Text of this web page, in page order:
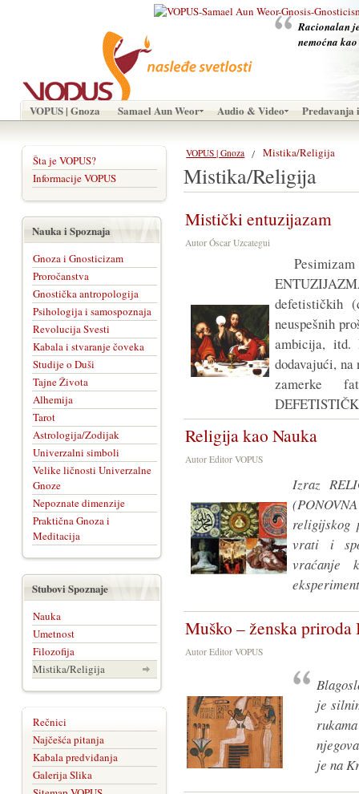
Racionalan
nemoćna
VOPUS | Gnoza Samael Aun Weor Audio & Video Predavanja
VOPUS | Gnoza Mistika/Religija
Mistika/Religija
Mistički entuzijazam
Autor Óscar Uzcategui
defetističkih
neuspešnih
ambicija, itd.
dodavajući, na
zamerke
Religija kao Nauka
Autor Editor VOPUS
Izraz
religijskog
vrati i
vraćanje
Muško – ženska priroda
Autor Editor VOPUS
je
je na
Šta je VOPUS?
Informacije VOPUS
Nauka i Spoznaja
Gnoza i Gnosticizam
Proročanstva
Gnostička antropologija
Psihologija i samospoznaja
Revolucija Svesti
Kabala i stvaranje čoveka
Studije o Duši
Tajne Života
Alhemija
Tarot
Astrologija/Zodijak
Univerzalni simboli
Velike ličnosti Univerzalne
Gnoze
Nepoznate dimenzije
Praktična Gnoza i
Meditacija
Stubovi Spoznaje
Nauka
Umetnost
Filozofija
Mistika/Religija
Rečnici
Najčešća pitanja
Kabala predviđanja
Galerija Slika